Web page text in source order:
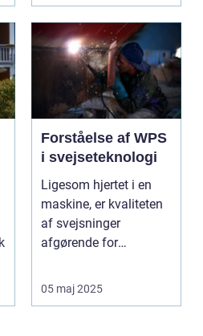
Forståelse af WPS
i svejseteknologi
Ligesom hjertet i en
maskine, er kvaliteten
af svejsninger
afgørende for
05 maj 2025